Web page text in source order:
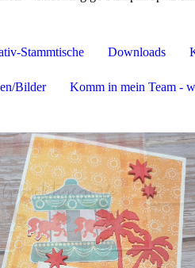
Stammtische Downloads
Bilder Komm in mein Team -